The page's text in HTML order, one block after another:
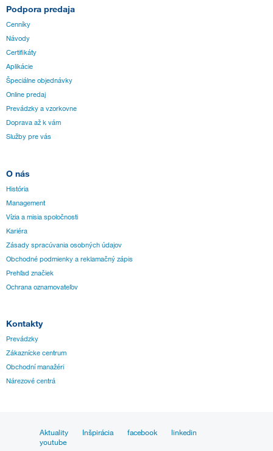
Podpora predaja
Cenníky
Návody
Certifikáty
Aplikácie
Špeciálne objednávky
Online predaj
Prevádzky a vzorkovne
Doprava až k vám
Služby pre vás
O nás
História
Management
Vízia a misia spoločnosti
Kariéra
Zásady spracúvania osobných údajov
Obchodné podmienky a reklamačný zápis
Prehľad značiek
Ochrana oznamovateľov
Kontakty
Prevádzky
Zákaznícke centrum
Obchodní manažéri
Nárezové centrá
Aktuality Inšpirácia facebook
linkedin
youtube